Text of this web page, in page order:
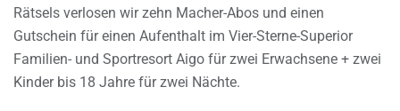
Rätsels verlosen wir zehn Macher-Abos und einen
Gutschein für einen Aufenthalt im Vier-Sterne-Superior
Familien- und Sportresort Aigo für zwei Erwachsene + zwei
Kinder bis 18 Jahre für zwei Nächte.